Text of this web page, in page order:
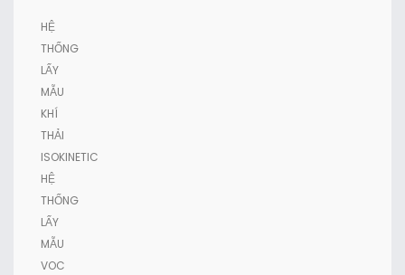
HỆ
THỐNG
LẤY
MẪU
KHÍ
THẢI
ISOKINETIC
HỆ
THỐNG
LẤY
MẪU
VOC